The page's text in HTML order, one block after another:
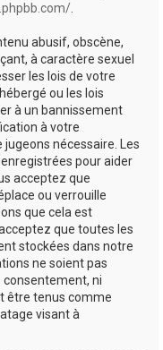
.
abusif, obscène,
à caractère sexuel
les lois de votre
ou les lois
à un bannissement
à votre
jugeons nécessaire. Les
pour aider
acceptez que
ou verrouille
que cela est
que toutes les
stockées dans notre
ne soient pas
ni
être tenus comme
visant à